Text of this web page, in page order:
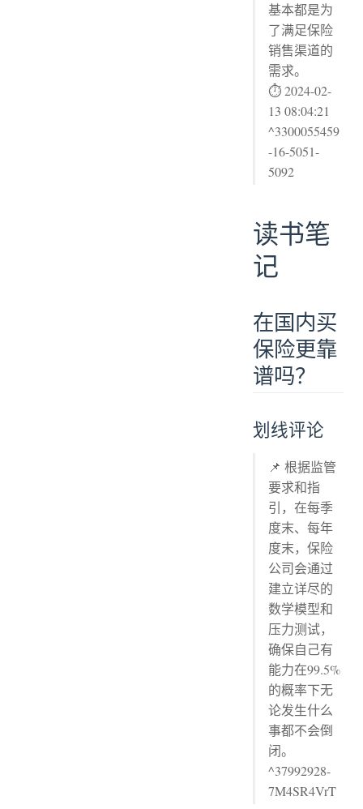
基本都是为
了满足保险
销售渠道的
需求。
⏱ 2024-02-
13 08:04:21
^3300055459
-16-5051-
5092
读书笔
记
在国内买
保险更靠
谱吗？
划线评论
📌 根据监管
要求和指
引，在每季
度末、每年
度末，保险
公司会通过
建立详尽的
数学模型和
压力测试，
确保自己有
能力在99.5%
的概率下无
论发生什么
事都不会倒
闭。
^37992928-
7M4SR4VrT